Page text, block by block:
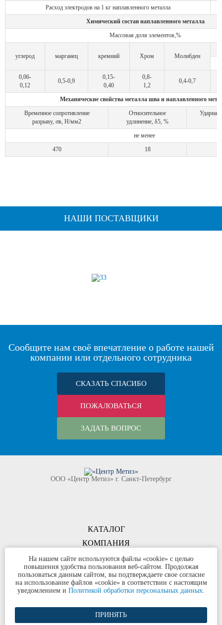
Расход электродов на 1 кг наплавленного металла
Химический состав наплавленного металла
Массовая доля элементов,%
углерод марганец кремний Хром Молибден
0,06-
0,12
0,5-0,9
0,15-
0,40
0,8-
1,2
0,4-0,7
Механические свойства металла шва и наплавленного
Временное сопротивление
разрыву, σв, Н/мм2
Относительное
удлинение, δ5, %
не менее
470
18
НАШИ ПОСТАВЩИКИ
Сообщите нам своё впечатление о работе нашей
компании или отдельного сотрудника
СКАЗАТЬ СПАСИБО
ПОЖАЛОВАТЬСЯ
ЗАДАТЬ ВОПРОС
КОМПАНИЯ
ООО «Центр Метиз» г. Санкт-Петербург
КАТАЛОГ
КОНТАКТЫ
©ООО «Центр Метиз» 2000-2026
Все права защищены
Политика конфиденциальности
Разработка сайта и продвижение
На нашем сайте используются файлы «cookie» с целью
повышения удобства пользования веб-сайтом. Продолжая
пользоваться данным сайтом, вы подтверждаете свое согласие
на использование файлов «cookie» в соответствии с настоящим
уведомлением и Политикой обработки персональных данных.
ПРИНЯТЬ